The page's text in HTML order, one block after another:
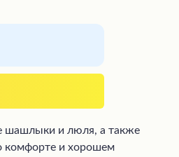
шашлыки и люля, а также
комфорте и хорошем